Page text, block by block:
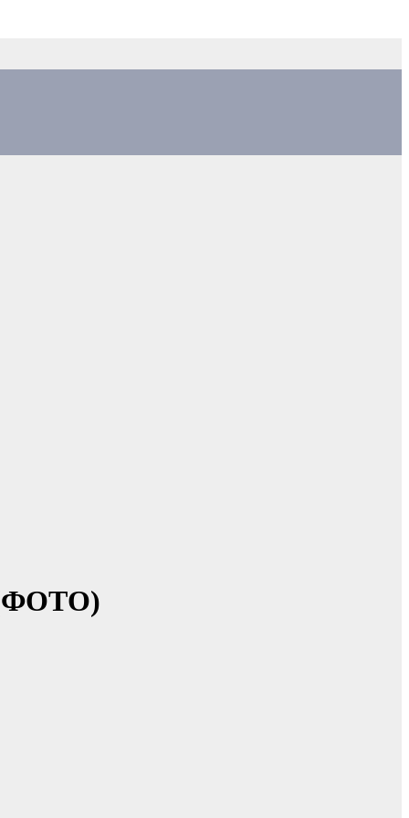
(ФОТО)